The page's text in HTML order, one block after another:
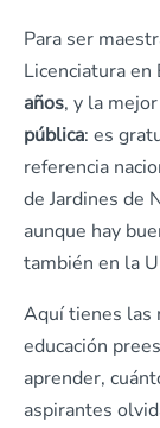
Para ser
Licenciatura en
años, y la
pública: es
referencia
de Jardines de
aunque hay
también en la
Aquí tienes las
educación
aprender,
aspirantes